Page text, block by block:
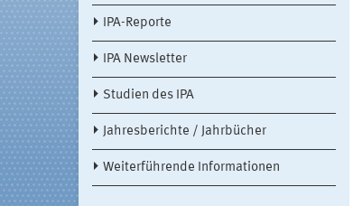
IPA-Reporte
IPA Newsletter
Studien des IPA
Jahresberichte / Jahrbücher
Weiterführende Informationen